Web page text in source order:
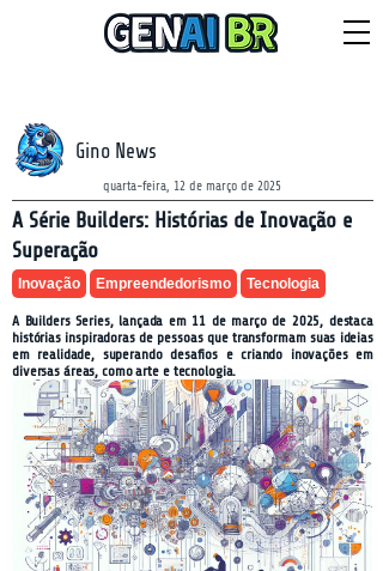
Gino News
quarta-feira, 12 de março de 2025
A Série Builders: Histórias de Inovação e
Superação
Inovação Empreendedorismo Tecnologia
A Builders Series, lançada em 11 de março de 2025, destaca
histórias inspiradoras de pessoas que transformam suas ideias
em realidade, superando desafios e criando inovações em
diversas áreas, como arte e tecnologia.